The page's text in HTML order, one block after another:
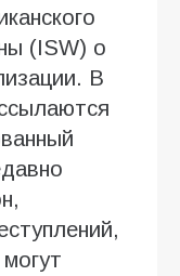
(ISW) о
В